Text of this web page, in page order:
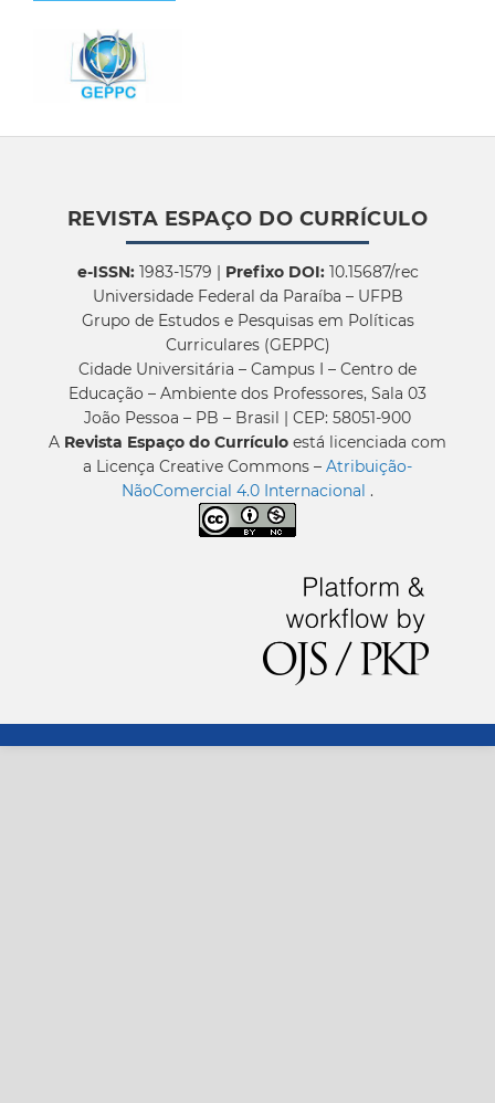
REVISTA ESPAÇO DO CURRÍCULO
e-ISSN:1983-1579 | Prefixo DOI:10.15687/rec
Universidade Federal da Paraíba – UFPB
Grupo de Estudos e Pesquisas em Políticas
Curriculares (GEPPC)
Cidade Universitária – Campus I – Centro de
Educação – Ambiente dos Professores, Sala 03
João Pessoa – PB – Brasil | CEP: 58051-900
A Revista Espaço do Currículo está licenciada com
a Licença Creative Commons – Atribuição-
NãoComercial 4.0 Internacional .